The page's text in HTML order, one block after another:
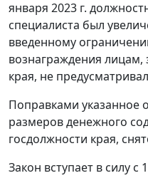
января 2023 г.
специалиста был
введенному
вознаграждения
края, не
Поправками указанное
размеров денежного
госдолжности края,
Закон вступает в силу с